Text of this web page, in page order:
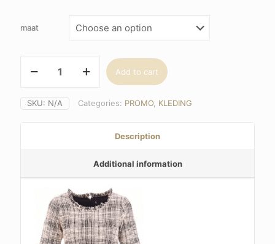
maat
Design
kleedje
ronde
Add to cart
SKU: N/A Categories: PROMO, KLEDING
Description
Additional information